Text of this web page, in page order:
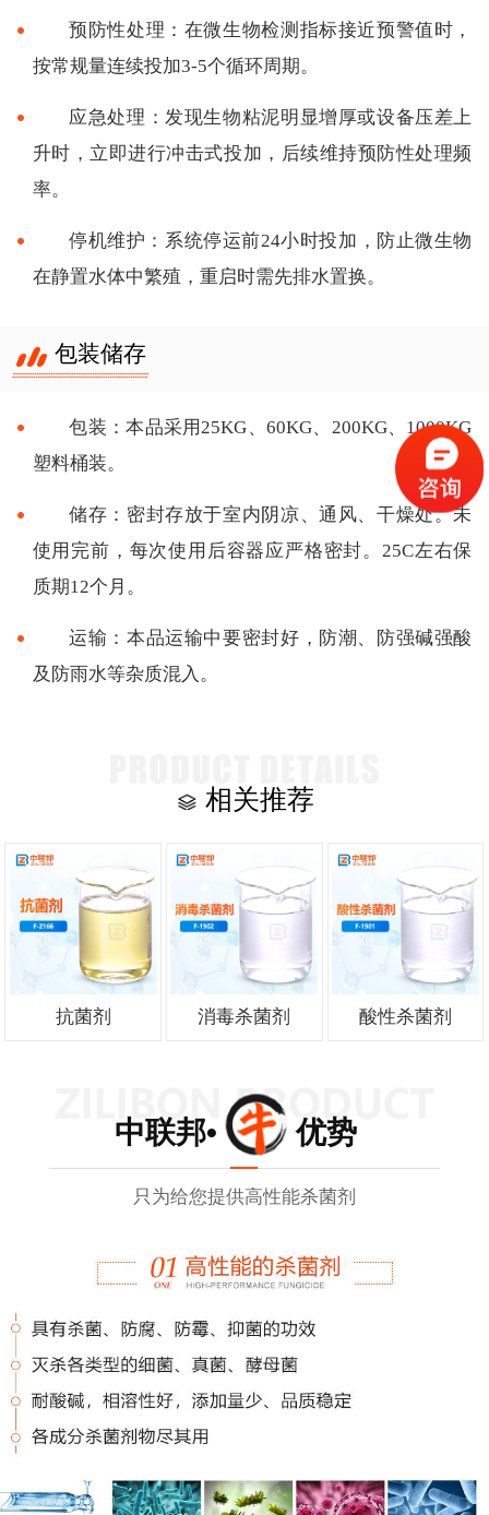
预防性处理：在微生物检测指标接近预警值时，
按常规量连续投加3-5个循环周期。
应急处理：发现生物粘泥明显增厚或设备压差上
升时，立即进行冲击式投加，后续维持预防性处理频
率。
停机维护：系统停运前24小时投加，防止微生物
在静置水体中繁殖，重启时需先排水置换。
包装储存
包装：本品采用25KG、60KG、200KG、1000KG
塑料桶装。
储存：密封存放于室内阴凉、通风、干燥处。未
使用完前，每次使用后容器应严格密封。25C左右保
质期12个月。
运输：本品运输中要密封好，防潮、防强碱强酸
及防雨水等杂质混入。
相关推荐
抗菌剂 消毒杀菌剂 酸性杀菌剂
中联邦• 优势
只为给您提供高性能杀菌剂